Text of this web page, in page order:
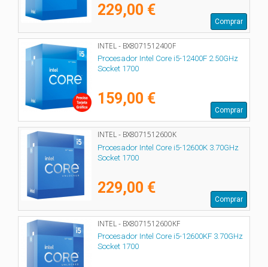
229,00 €
Comprar
INTEL - BX8071512400F
Procesador Intel Core i5-12400F 2.50GHz
Socket 1700
159,00 €
Comprar
INTEL - BX8071512600K
Procesador Intel Core i5-12600K 3.70GHz
Socket 1700
229,00 €
Comprar
INTEL - BX8071512600KF
Procesador Intel Core i5-12600KF 3.70GHz
Socket 1700